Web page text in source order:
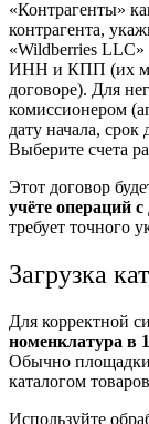
«Контрагенты»
контрагента,
«Wildberries
ИНН и КПП (их
договоре). Для
комиссионером
дату начала,
Выберите счета
Этот договор
учёте операций
требует точного
Загрузка
Для корректной
номенклатура в
Обычно
каталогом
Используйте